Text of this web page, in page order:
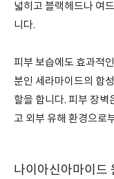
넓히고 블랙헤드나 여
니다.
피부 보습에도 효과적
분인 세라마이드의 합
할을 합니다. 피부 장
고 외부 유해 환경으로
나이아신아마이드